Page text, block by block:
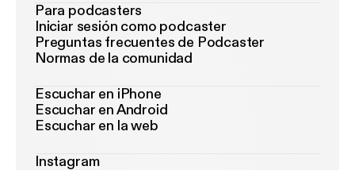
Para podcasters
Iniciar sesión como podcaster
Preguntas frecuentes de Podcaster
Normas de la comunidad
Escuchar en iPhone
Escuchar en Android
Escuchar en la web
Instagram